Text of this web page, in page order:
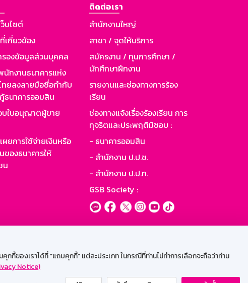
ของเราได้ที่ "แถบคุกกี้” แต่ละประเภท ในกรณีที่ท่านไม่ทำการเลือกจะถือว่าท่าน
Notice)
บไซต์
เกี่ยวข้อง
องข้อมูลส่วนบุคคล
กงานธนาคารแห่ง
ทยลงลายมือชื่อกำกับ
ธนาคารออมสิน
บใบอนุญาตผู้ขาย
ผยการใช้จ่ายเงินหรือ
องธนาคารให้
น
ติดต่อเรา
สำนักงานใหญ่
สาขา / จุดให้บริการ
สมัครงาน / ทุนการศึกษา /
นักศึกษาฝึกงาน
รายงานและช่องทางการร้อง
เรียน
ช่องทางแจ้งเรื่องร้องเรียน การ
ทุจริตและประพฤติมิชอบ :
- ธนาคารออมสิน
- สำนักงาน ป.ป.ช.
- สำนักงาน ป.ป.ท.
GSB Society :